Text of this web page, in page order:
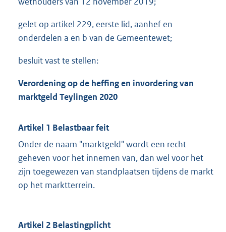
gelet op artikel 229, eerste lid, aanhef en
onderdelen a en b van de Gemeentewet;
besluit vast te stellen:
Verordening op de heffing en invordering van
marktgeld Teylingen 2020
Artikel 1 Belastbaar feit
Onder de naam "marktgeld" wordt een recht
geheven voor het innemen van, dan wel voor het
zijn toegewezen van standplaatsen tijdens de markt
op het marktterrein.
Artikel 2 Belastingplicht